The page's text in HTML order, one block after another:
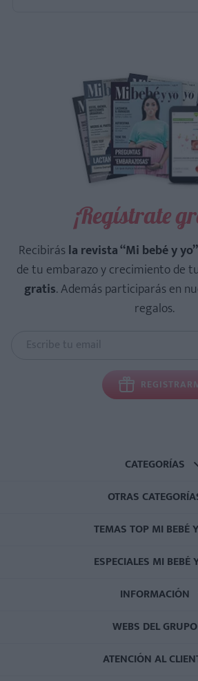
¡Regístrate
Recibirásla revista “Mi bebé y
de tu embarazo y crecimiento de
gratis. Además participarás en
regalos.
CATEGORÍAS
OTRAS
TEMAS TOP MI BEBÉ
ESPECIALES MI BEBÉ
INFORMACIÓN
WEBS DEL GRUPO
ATENCIÓN AL